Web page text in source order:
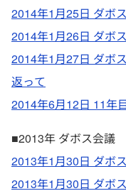
2014年1月25日 ダボ
2014年1月26日 ダボ
2014年1月27日 ダボ
返って
2014年6月12日 11年
■2013年 ダボス会議
2013年1月30日 ダボ
2013年1月30日 ダボ